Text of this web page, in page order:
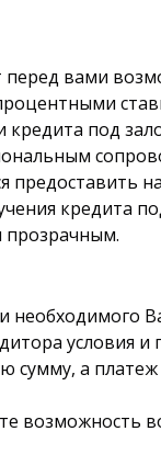
вами
под
кредита
условия
сумму, а
возможность